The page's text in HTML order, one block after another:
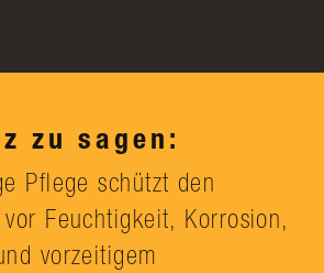
zu sagen:
Pflege schützt den
vor Feuchtigkeit, Korrosion,
vorzeitigem